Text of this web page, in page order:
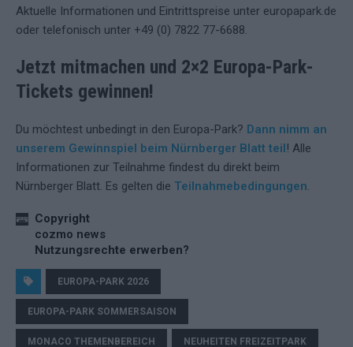
Aktuelle Informationen und Eintrittspreise unter europapark.de
oder telefonisch unter +49 (0) 7822 77-6688.
Jetzt mitmachen und 2×2 Europa-Park-
Tickets gewinnen!
Du möchtest unbedingt in den Europa-Park? Dann nimm an
unserem Gewinnspiel beim Nürnberger Blatt teil! Alle
Informationen zur Teilnahme findest du direkt beim
Nürnberger Blatt. Es gelten die Teilnahmebedingungen.
Copyright
cozmo news
Nutzungsrechte erwerben?
EUROPA-PARK 2026
EUROPA-PARK SOMMERSAISON
MONACO THEMENBEREICH NEUHEITEN FREIZEITPARK